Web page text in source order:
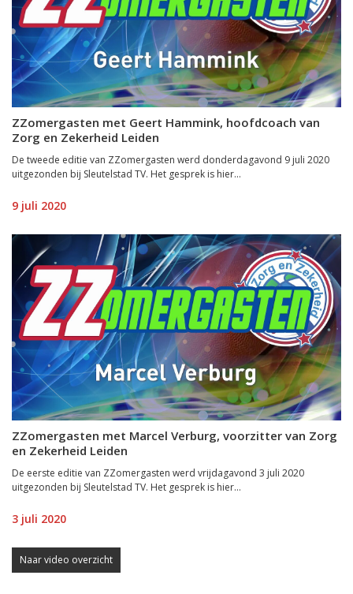
ZZomergasten met Geert Hammink, hoofdcoach van
Zorg en Zekerheid Leiden
De tweede editie van ZZomergasten werd donderdagavond 9 juli 2020
uitgezonden bij Sleutelstad TV. Het gesprek is hier...
9 juli 2020
ZZomergasten met Marcel Verburg, voorzitter van Zorg
en Zekerheid Leiden
De eerste editie van ZZomergasten werd vrijdagavond 3 juli 2020
uitgezonden bij Sleutelstad TV. Het gesprek is hier...
3 juli 2020
Naar video overzicht